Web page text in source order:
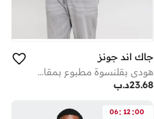
جاك اند جونز
هودي بقلنسوة مطبوع بمقاس كبير
د.ب23.68
06: 12 :00